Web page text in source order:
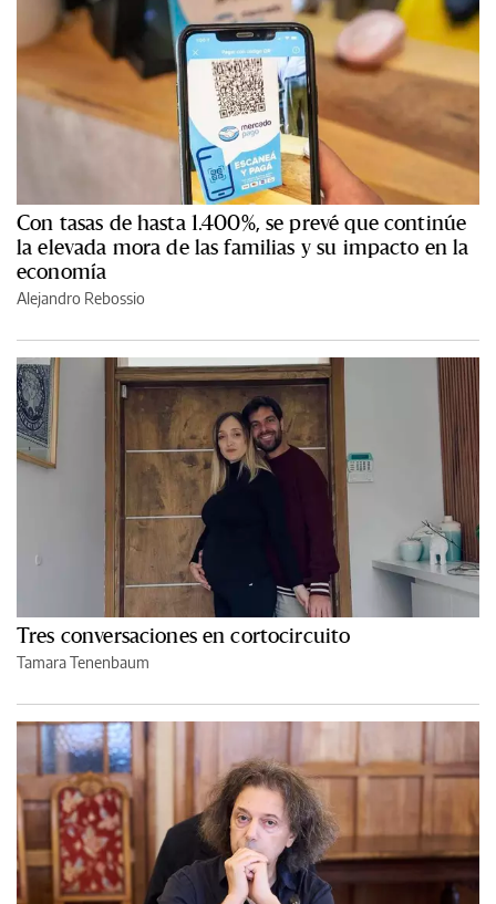
Con tasas de hasta 1.400%, se prevé que continúe
la elevada mora de las familias y su impacto en la
economía
Alejandro Rebossio
Tres conversaciones en cortocircuito
Tamara Tenenbaum